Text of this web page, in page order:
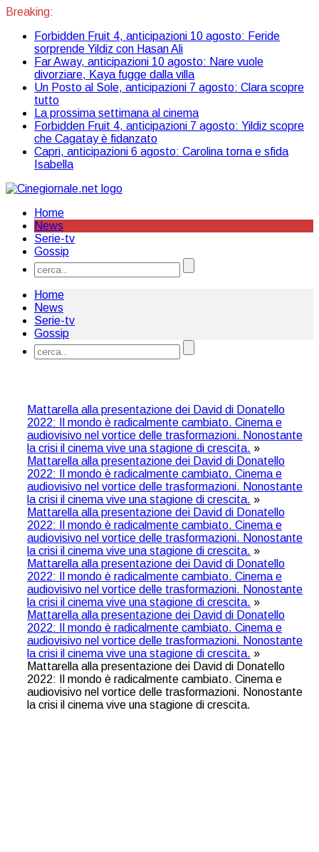
Breaking:
Forbidden Fruit 4, anticipazioni 10 agosto: Feride
sorprende Yildiz con Hasan Ali
Far Away, anticipazioni 10 agosto: Nare vuole
divorziare, Kaya fugge dalla villa
Un Posto al Sole, anticipazioni 7 agosto: Clara scopre
tutto
La prossima settimana al cinema
Forbidden Fruit 4, anticipazioni 7 agosto: Yildiz scopre
che Cagatay è fidanzato
Capri, anticipazioni 6 agosto: Carolina torna e sfida
Isabella
Home
News
Serie-tv
Gossip
Home
News
Serie-tv
Gossip
Mattarella alla presentazione dei David di Donatello
2022: Il mondo è radicalmente cambiato. Cinema e
audiovisivo nel vortice delle trasformazioni. Nonostante
la crisi il cinema vive una stagione di crescita. »
Mattarella alla presentazione dei David di Donatello
2022: Il mondo è radicalmente cambiato. Cinema e
audiovisivo nel vortice delle trasformazioni. Nonostante
la crisi il cinema vive una stagione di crescita. »
Mattarella alla presentazione dei David di Donatello
2022: Il mondo è radicalmente cambiato. Cinema e
audiovisivo nel vortice delle trasformazioni. Nonostante
la crisi il cinema vive una stagione di crescita. »
Mattarella alla presentazione dei David di Donatello
2022: Il mondo è radicalmente cambiato. Cinema e
audiovisivo nel vortice delle trasformazioni. Nonostante
la crisi il cinema vive una stagione di crescita. »
Mattarella alla presentazione dei David di Donatello
2022: Il mondo è radicalmente cambiato. Cinema e
audiovisivo nel vortice delle trasformazioni. Nonostante
la crisi il cinema vive una stagione di crescita. »
Mattarella alla presentazione dei David di Donatello
2022: Il mondo è radicalmente cambiato. Cinema e
audiovisivo nel vortice delle trasformazioni. Nonostante
la crisi il cinema vive una stagione di crescita.